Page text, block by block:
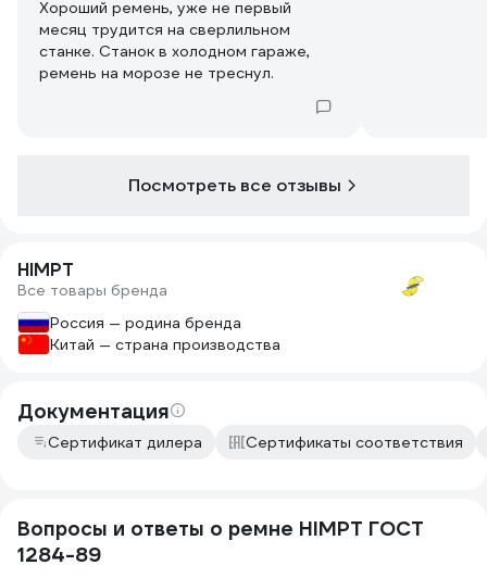
Хороший ремень, уже не первый
месяц трудится на сверлильном
станке. Станок в холодном гараже,
ремень на морозе не треснул.
Посмотреть все отзывы
HIMPT
Все товары бренда
Россия — родина бренда
Китай — страна производства
Документация
Сертификат дилера Сертификаты соответствия
Вопросы и ответы о ремне HIMPT ГОСТ
1284-89